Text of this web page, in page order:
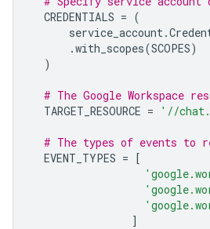
CREDENTIALS = (
service_account.
.with_scopes(SCOPES)
)
# The Google Workspace
TARGET_RESOURCE = '//
# The types of events to
EVENT_TYPES = [
]